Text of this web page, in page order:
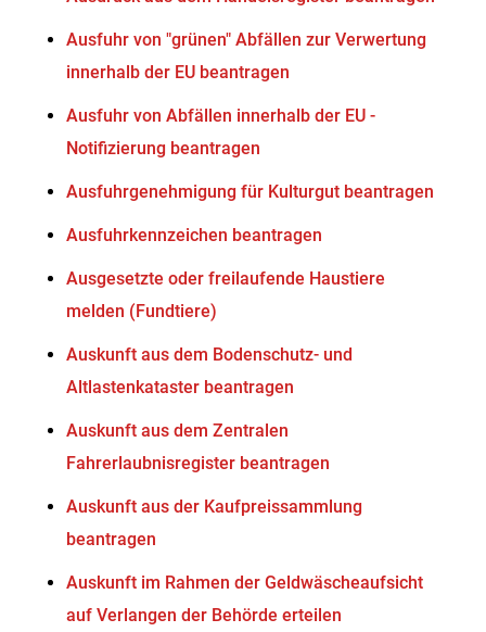
Ausfuhr von "grünen" Abfällen zur Verwertung
innerhalb der EU beantragen
Ausfuhr von Abfällen innerhalb der EU -
Notifizierung beantragen
Ausfuhrgenehmigung für Kulturgut beantragen
Ausfuhrkennzeichen beantragen
Ausgesetzte oder freilaufende Haustiere
melden (Fundtiere)
Auskunft aus dem Bodenschutz- und
Altlastenkataster beantragen
Auskunft aus dem Zentralen
Fahrerlaubnisregister beantragen
Auskunft aus der Kaufpreissammlung
beantragen
Auskunft im Rahmen der Geldwäscheaufsicht
auf Verlangen der Behörde erteilen